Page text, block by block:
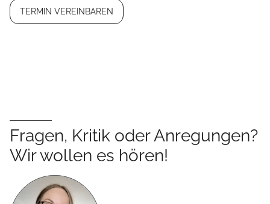
TERMIN VEREINBAREN
Fragen, Kritik oder Anregungen?
Wir wollen es hören!